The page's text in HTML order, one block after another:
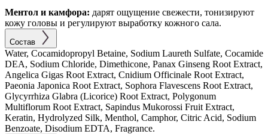
Ментол и камфора: дарят ощущение свежести, тонизируют
кожу головы и регулируют выработку кожного сала.
Состав
Water, Cocamidopropyl Betaine, Sodium Laureth Sulfate, Cocamide
DEA, Sodium Chloride, Dimethicone, Panax Ginseng Root Extract,
Angelica Gigas Root Extract, Cnidium Officinale Root Extract,
Paeonia Japonica Root Extract, Sophora Flavescens Root Extract,
Glycyrrhiza Glabra (Licorice) Root Extract, Polygonum
Multiflorum Root Extract, Sapindus Mukorossi Fruit Extract,
Keratin, Hydrolyzed Silk, Menthol, Camphor, Citric Acid, Sodium
Benzoate, Disodium EDTA, Fragrance.